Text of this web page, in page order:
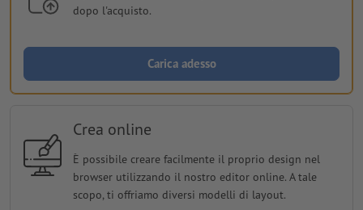
dopo l'acquisto.
Carica adesso
Crea online
È possibile creare facilmente il proprio design nel
browser utilizzando il nostro editor online. A tale
scopo, ti offriamo diversi modelli di layout.